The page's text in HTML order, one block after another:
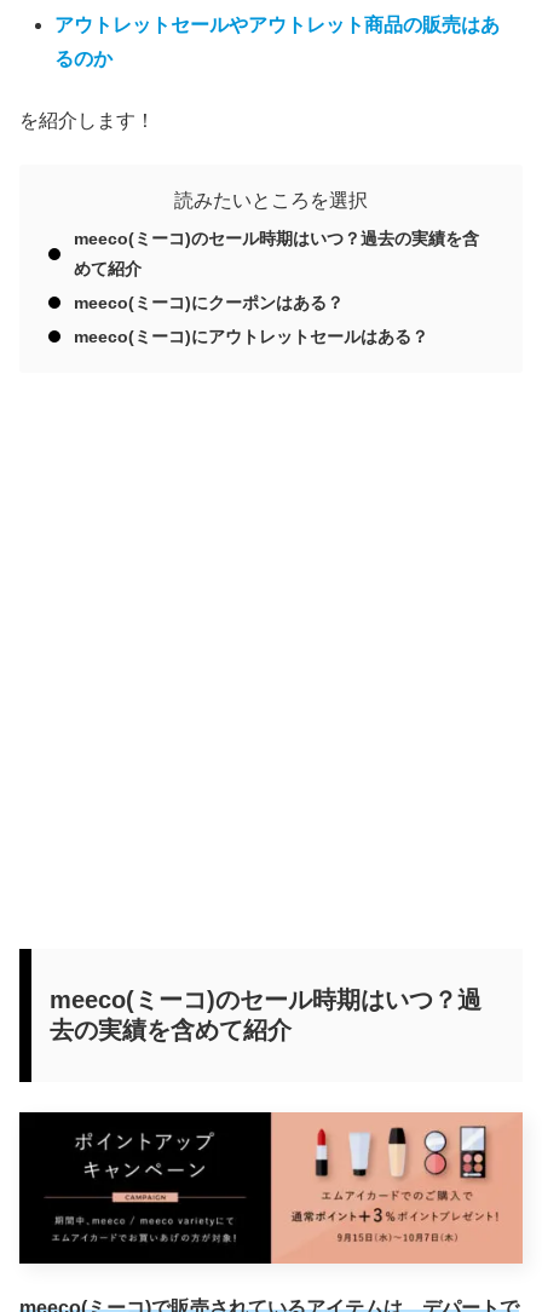
アウトレットセールやアウトレット商品の販売はあ
るのか
を紹介します！
読みたいところを選択
meeco(ミーコ)のセール時期はいつ？過去の実績を含
めて紹介
meeco(ミーコ)にクーポンはある？
meeco(ミーコ)にアウトレットセールはある？
meeco(ミーコ)のセール時期はいつ？過
去の実績を含めて紹介
meeco(ミーコ)で販売されているアイテムは、デパートで